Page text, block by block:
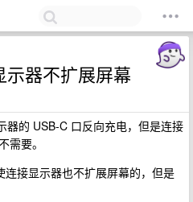
示器不扩展屏幕
器的 USB-C 口反向充电，但是连接
需要。
接显示器也不扩展屏幕的，但是